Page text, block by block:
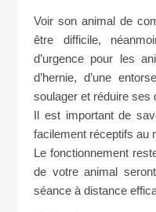
Voir son animal de
être difficile,
d’urgence pour les
d’hernie, d’une
soulager et réduire ses
Il est important de
facilement réceptifs au
Le fonctionnement
de votre animal
séance à distance